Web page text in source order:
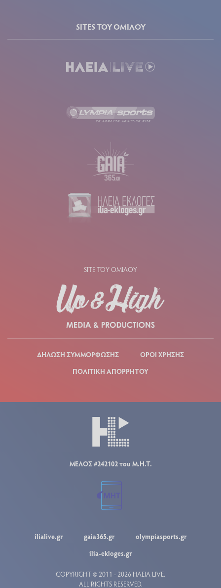
SITES ΤΟΥ ΟΜΙΛΟΥ
SITE ΤΟΥ ΟΜΙΛΟΥ
ΔΗΛΩΣΗ ΣΥΜΜΟΡΦΩΣΗΣ
ΟΡΟΙ ΧΡΗΣΗΣ
ΠΟΛΙΤΙΚΗ ΑΠΟΡΡΗΤΟΥ
ΜΕΛΟΣ #242102 του Μ.Η.Τ.
ilialive.gr gaia365.gr
olympiasports.gr
ilia-ekloges.gr
COPYRIGHT © 2011 - 2026 ΗΛΕΙΑ LIVE.
ALL RIGHTS RESERVED.